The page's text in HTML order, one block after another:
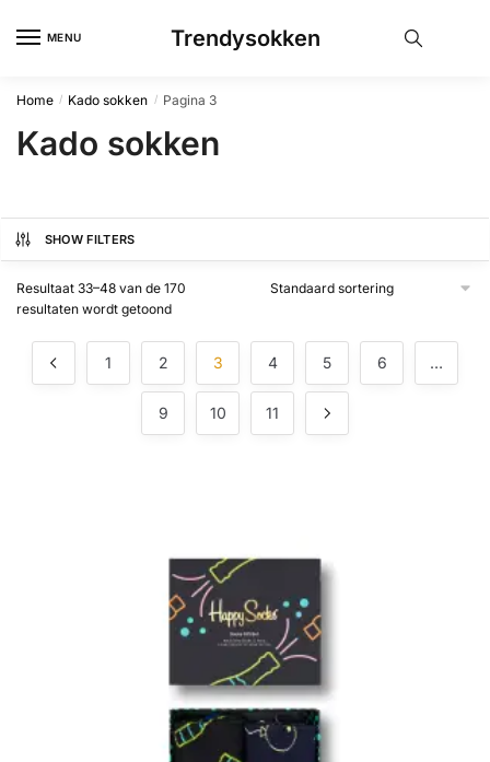
MENU Trendysokken
Home / Kado sokken / Pagina 3
Kado sokken
SHOW FILTERS
Resultaat 33–48 van de 170
resultaten wordt getoond
1 2 3 4 5 6 …
9 10 11